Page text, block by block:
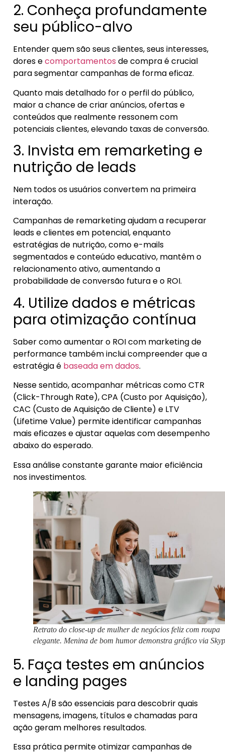
2. Conheça profundamente
seu público-alvo
Entender quem são seus clientes, seus interesses,
dores ecomportamentos de compra é crucial
para segmentar campanhas de forma eficaz.
Quanto mais detalhado for o perfil do público,
maior a chance de criar anúncios, ofertas e
conteúdos que realmente ressonem com
potenciais clientes, elevando taxas de conversão.
3. Invista em remarketing e
nutrição de leads
Nem todos os usuários convertem na primeira
interação.
Campanhas de remarketing ajudam a recuperar
leads e clientes em potencial, enquanto
estratégias de nutrição, como e-mails
segmentados e conteúdo educativo, mantêm o
relacionamento ativo, aumentando a
probabilidade de conversão futura e o ROI.
4. Utilize dados e métricas
para otimização contínua
Saber como aumentar o ROI com marketing de
performance também inclui compreender que a
estratégia é baseada em dados.
Nesse sentido, acompanhar métricas como CTR
(Click-Through Rate), CPA (Custo por Aquisição),
CAC (Custo de Aquisição de Cliente) e LTV
(Lifetime Value) permite identificar campanhas
mais eficazes e ajustar aquelas com desempenho
abaixo do esperado.
Essa análise constante garante maior eficiência
nos investimentos.
Retrato do close-up de mulher de negócios feliz com roupa
elegante. Menina de bom humor demonstra gráfico via
5. Faça testes em anúncios
e landing pages
Testes A/B são essenciais para descobrir quais
mensagens, imagens, títulos e chamadas para
ação geram melhores resultados.
Essa prática permite otimizar campanhas de